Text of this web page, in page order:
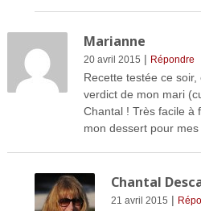
Marianne
20 avril 2015 | Répondre
Recette testée ce
verdict de mon mari
Chantal ! Très facile à
mon dessert pour
Chantal
21 avril 2015 |